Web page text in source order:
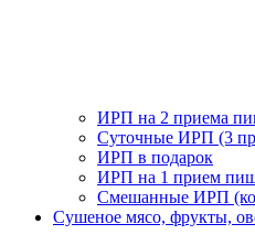
ИРП на 2 приема
Суточные ИРП (3
ИРП в подарок
ИРП на 1 прием
Смешанные ИРП
Сушеное мясо, фрукты,